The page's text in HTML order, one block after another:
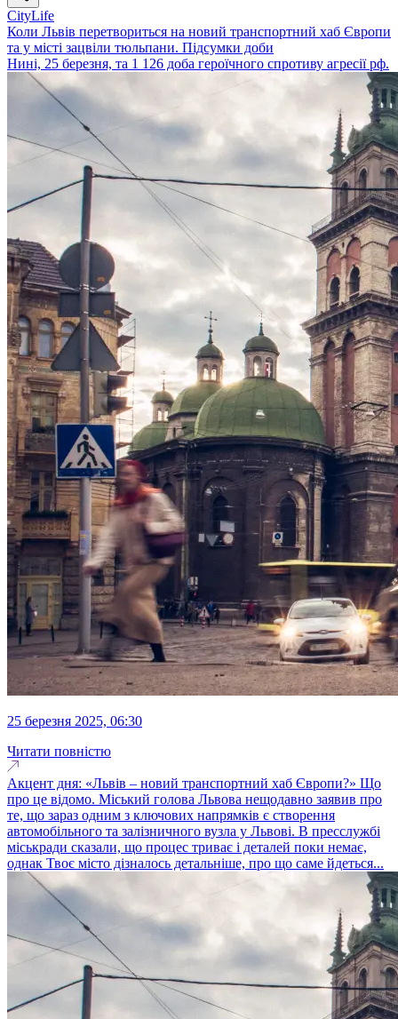
CityLife
Коли Львів перетвориться на новий транспортний хаб Європи
та у місті зацвіли тюльпани. Підсумки доби
Нині, 25 березня, та 1 126 доба героїчного спротиву агресії рф.
25 березня 2025, 06:30
Читати повністю
Акцент дня: «Львів – новий транспортний хаб Європи?» Що
про це відомо. Міський голова Львова нещодавно заявив про
те, що зараз одним з ключових напрямків є створення
автомобільного та залізничного вузла у Львові. В пресслужбі
міськради сказали, що процес триває і деталей поки немає,
однак Твоє місто дізналось детальніше, про що саме йдеться...